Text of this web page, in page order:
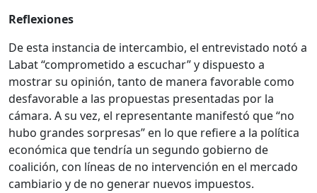
Reflexiones
De esta instancia de intercambio, el entrevistado notó a
Labat “comprometido a escuchar” y dispuesto a
mostrar su opinión, tanto de manera favorable como
desfavorable a las propuestas presentadas por la
cámara. A su vez, el representante manifestó que “no
hubo grandes sorpresas” en lo que refiere a la política
económica que tendría un segundo gobierno de
coalición, con líneas de no intervención en el mercado
cambiario y de no generar nuevos impuestos.